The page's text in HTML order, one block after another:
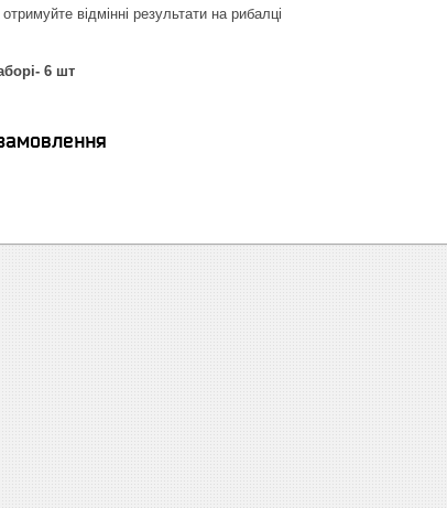
відмінні результати на рибалці
6 шт